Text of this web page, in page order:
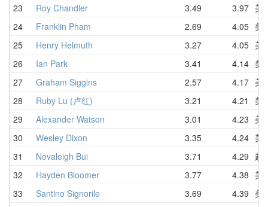
23
Roy Chandler 3.49 3.97 美
24
Franklin Pham 2.69 4.05 美
25
Henry Helmuth 3.27 4.05 美
26
Ian Park 3.41 4.14 美
27
Graham Siggins 2.57 4.17 美
28
Ruby Lu (卢红) 3.21 4.21
美
29
Alexander Watson 3.01 4.23 美
30
Wesley Dixon 3.35 4.24 美
31
Novaleigh Bui 3.71 4.29 越
32
Hayden Bloomer 3.77 4.38 美
33
Santino Signorile 3.69 4.39 美